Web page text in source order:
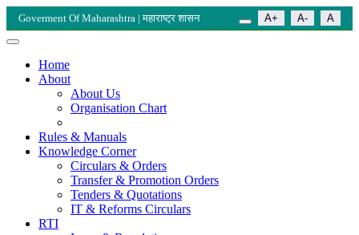
Goverment Of Maharashtra | महाराष्ट्र शासन A+ A- A
Home
About
About Us
Organisation Chart
Rules & Manuals
Knowledge Corner
Circulars & Orders
Transfer & Promotion Orders
Tenders & Quotations
IT & Reforms Circulars
RTI